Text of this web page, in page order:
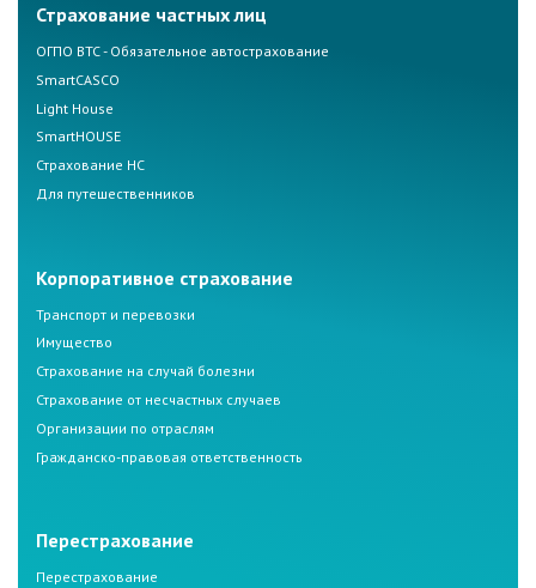
Страхование частных лиц
ОГПО ВТС - Обязательное автострахование
SmartCASCO
Light House
SmartHOUSE
Страхование НС
Для путешественников
Корпоративное страхование
Транспорт и перевозки
Имущество
Страхование на случай болезни
Страхование от несчастных случаев
Организации по отраслям
Гражданско-правовая ответственность
Перестрахование
Перестрахование